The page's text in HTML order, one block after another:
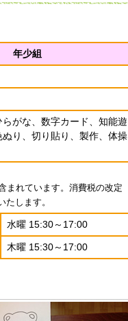
年少組
がな、数字カード、知能遊
り、切り貼り、製作、体操
まれています。消費税の改定
たします。
水曜 15:30～17:00
木曜 15:30～17:00